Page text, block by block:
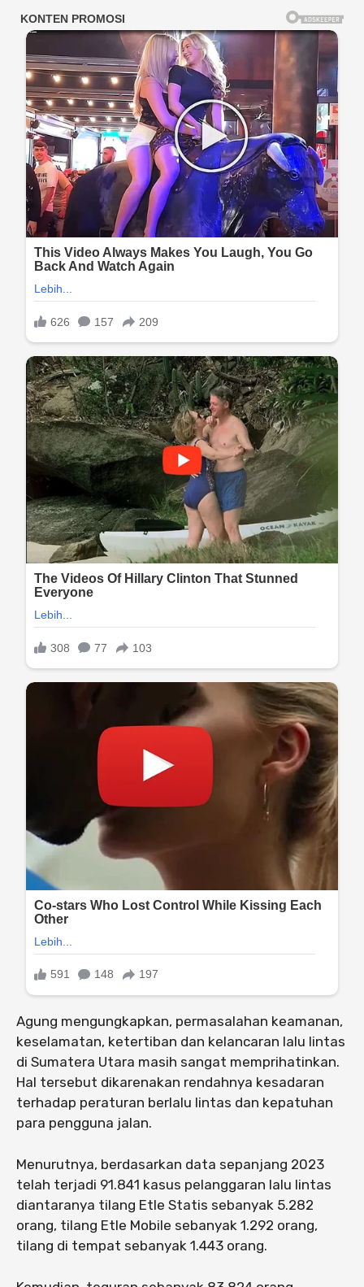
Agung mengungkapkan, permasalahan keamanan,
keselamatan, ketertiban dan kelancaran lalu lintas
di Sumatera Utara masih sangat memprihatinkan.
Hal tersebut dikarenakan rendahnya kesadaran
terhadap peraturan berlalu lintas dan kepatuhan
para pengguna jalan.
Menurutnya, berdasarkan data sepanjang 2023
telah terjadi 91.841 kasus pelanggaran lalu lintas
diantaranya tilang Etle Statis sebanyak 5.282
orang, tilang Etle Mobile sebanyak 1.292 orang,
tilang di tempat sebanyak 1.443 orang.